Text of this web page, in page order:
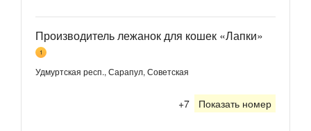
Производитель лежанок для кошек «Лапки»
1
Удмуртская респ., Сарапул, Советская
+7 Показать номер